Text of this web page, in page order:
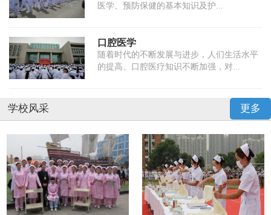
医学、预防保健的基本知识及护...
口腔医学
随着时代的不断发展与进步，人们生活水平
的提高、口腔医疗知识不断加强，对...
更多
学校风采